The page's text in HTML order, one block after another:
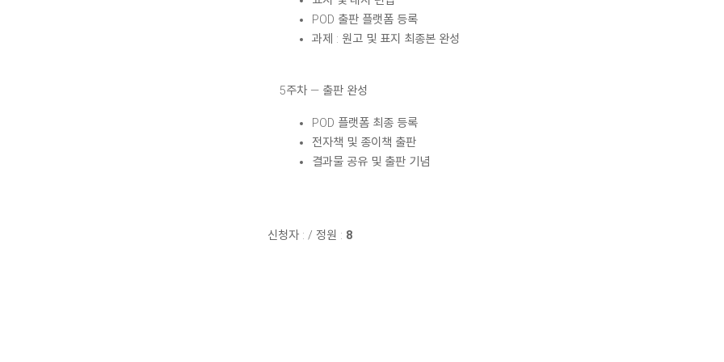
POD 출판 플랫폼 등록
과제 : 원고 및 표지 최종본 완성
5주차 — 출판 완성
POD 플랫폼 최종 등록
전자책 및 종이책 출판
결과물 공유 및 출판 기념
신청자 : / 정원 : 8